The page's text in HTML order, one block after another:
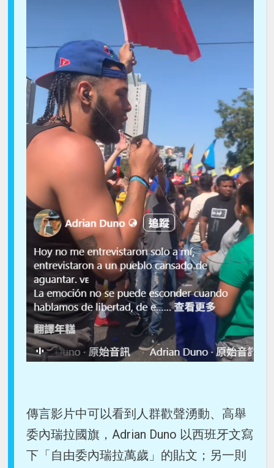
傳言影片中可以看到人群歡聲湧動、高舉
委內瑞拉國旗，Adrian Duno 以西班牙文寫
下「自由委內瑞拉萬歲」的貼文；另一則